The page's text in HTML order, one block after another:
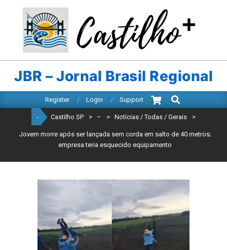
content
CASTILHO
SP
JBR – Jornal Brasil Regional
Navigation
Register Login Support
Search
- Castilho SP > – > Notícias / Todas / Gerais >
Jovem morre após ser lançada sem corda em salto de 40 metros;
empresa teria esquecido equipamento